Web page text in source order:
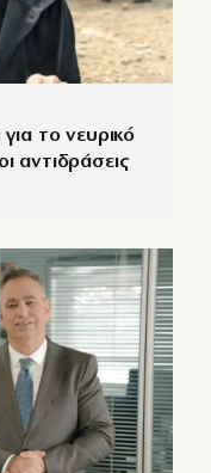
το νευρικό
αντιδράσεις